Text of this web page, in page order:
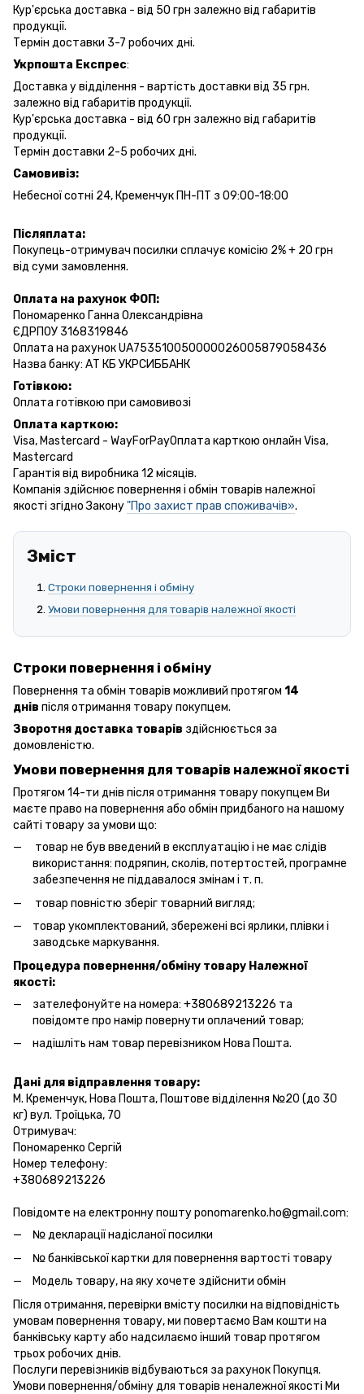
Кур'єрська доставка - від 50 грн залежно від габаритів
продукції.
Термін доставки 3-7 робочих дні.
Укрпошта Експрес:
Доставка у відділення - вартість доставки від 35 грн.
залежно від габаритів продукції.
Кур'єрська доставка - від 60 грн залежно від габаритів
продукції.
Термін доставки 2-5 робочих дні.
Самовивіз:
Небесної сотні 24, Кременчук ПН-ПТ з 09:00-18:00
Післяплата:
Покупець-отримувач посилки сплачує комісію 2% + 20 грн
від суми замовлення.
Оплата на рахунок ФОП:
Пономаренко Ганна Олександрівна
ЄДРПОУ 3168319846
Оплата на рахунок UA753510050000026005879058436
Назва банку: АТ КБ УКРСИББАНК
Готівкою:
Оплата готівкою при самовивозі
Оплата карткою:
Visa, Mastercard - WayForPayОплата карткою онлайн Visa,
Mastercard
Гарантія від виробника 12 місяців.
Компанія здійснює повернення і обмін товарів належної
якості згідно Закону"Про захист прав споживачів».
Зміст
Строки повернення і обміну
Умови повернення для товарів належної якості
Строки повернення і обміну
Повернення та обмін товарів можливий протягом 14
днів після отримання товару покупцем.
Зворотня доставка товарів здійснюється за
домовленістю.
Умови повернення для товарів належної якості
Протягом 14-ти днів після отримання товару покупцем Ви
маєте право на повернення або обмін придбаного на нашому
сайті товару за умови що:
товар не був введений в експлуатацію і не має слідів
використання: подряпин, сколів, потертостей, програмне
забезпечення не піддавалося змінам і т. п.
товар повністю зберіг товарний вигляд;
товар укомплектований, збережені всі ярлики, плівки і
заводське маркування.
Процедура повернення/обміну товару Належної
якості:
зателефонуйте на номера: +380689213226 та
повідомте про намір повернути оплачений товар;
надішліть нам товар перевізником Нова Пошта.
Дані для відправлення товару:
М. Кременчук, Нова Пошта, Поштове відділення №20 (до 30
кг) вул. Троїцька, 70
Отримувач:
Пономаренко Сергій
Номер телефону:
+380689213226
Повідомте на електронну пошту ponomarenko.ho@gmail.com:
№ декларації надісланої посилки
№ банківської картки для повернення вартості товару
Модель товару, на яку хочете здійснити обмін
Після отримання, перевірки вмісту посилки на відповідність
умовам повернення товару, ми повертаємо Вам кошти на
банківську карту або надсилаємо інший товар протягом
трьох робочих днів.
Послуги перевізників відбуваються за рахунок Покупця.
Умови повернення/обміну для товарів неналежної якості Ми